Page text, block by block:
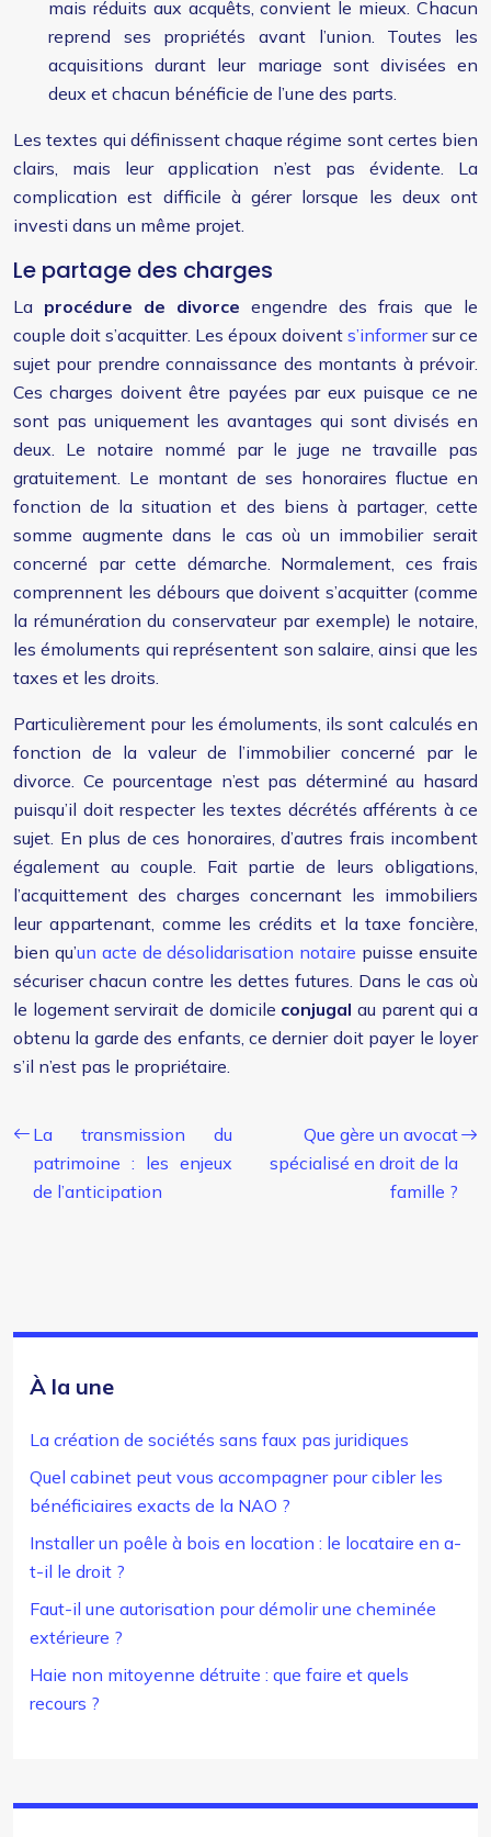
mais réduits aux acquêts, convient le mieux. Chacun
reprend ses propriétés avant l’union. Toutes les
acquisitions durant leur mariage sont divisées en
deux et chacun bénéficie de l’une des parts.
Les textes qui définissent chaque régime sont certes bien
clairs, mais leur application n’est pas évidente. La
complication est difficile à gérer lorsque les deux ont
investi dans un même projet.
Le partage des charges
La procédure de divorce engendre des frais que le
couple doit s’acquitter. Les époux doivent s’informersur ce
sujet pour prendre connaissance des montants à prévoir.
Ces charges doivent être payées par eux puisque ce ne
sont pas uniquement les avantages qui sont divisés en
deux. Le notaire nommé par le juge ne travaille pas
gratuitement. Le montant de ses honoraires fluctue en
fonction de la situation et des biens à partager, cette
somme augmente dans le cas où un immobilier serait
concerné par cette démarche. Normalement, ces frais
comprennent les débours que doivent s’acquitter (comme
la rémunération du conservateur par exemple) le notaire,
les émoluments qui représentent son salaire, ainsi que les
taxes et les droits.
Particulièrement pour les émoluments, ils sont calculés en
fonction de la valeur de l’immobilier concerné par le
divorce. Ce pourcentage n’est pas déterminé au hasard
puisqu’il doit respecter les textes décrétés afférents à ce
sujet. En plus de ces honoraires, d’autres frais incombent
également au couple. Fait partie de leurs obligations,
l’acquittement des charges concernant les immobiliers
leur appartenant, comme les crédits et la taxe foncière,
bien qu’un acte de désolidarisation notaire puisse ensuite
sécuriser chacun contre les dettes futures. Dans le cas où
le logement servirait de domicile conjugal au parent qui a
obtenu la garde des enfants, ce dernier doit payer le loyer
s’il n’est pas le propriétaire.
La transmission du
patrimoine : les enjeux
de l’anticipation
Que gère un avocat
spécialisé en droit de la
famille ?
À la une
La création de sociétés sans faux pas juridiques
Quel cabinet peut vous accompagner pour cibler les
bénéficiaires exacts de la NAO ?
Installer un poêle à bois en location : le locataire en a-
t-il le droit ?
Faut-il une autorisation pour démolir une cheminée
extérieure ?
Haie non mitoyenne détruite : que faire et quels
recours ?